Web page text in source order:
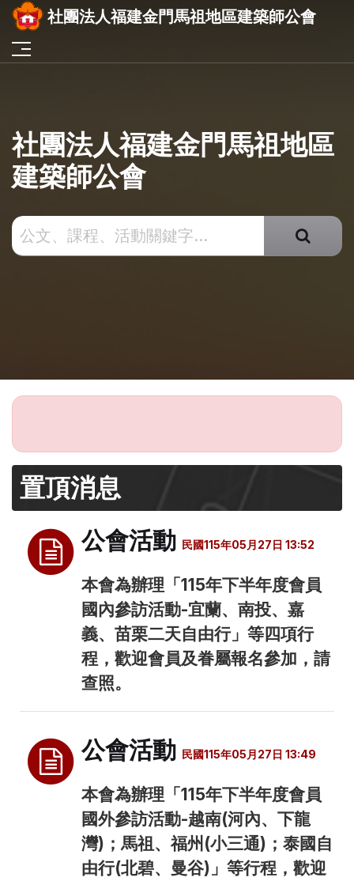
社團法人福建金門馬祖地區建築師公會
社團法人福建金門馬祖地區
建築師公會
置頂消息
公會活動 民國115年05月27日 13:52
本會為辦理「115年下半年度會員
國內參訪活動-宜蘭、南投、嘉
義、苗栗二天自由行」等四項行
程，歡迎會員及眷屬報名參加，請
查照。
公會活動 民國115年05月27日 13:49
本會為辦理「115年下半年度會員
國外參訪活動-越南(河內、下龍
灣)；馬祖、福州(小三通)；泰國自
由行(北碧、曼谷)」等行程，歡迎